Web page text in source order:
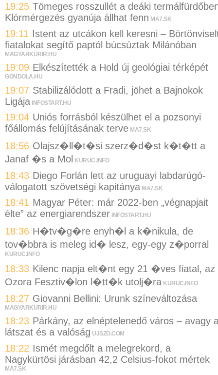
19:25 Tömeges rosszullét a deáki
Klórmérgezés gyanúja állhat fenn MA7.SK
19:11 Istent az utcákon kell keresni –
fiatalokat segítő paptól búcsúztak Milánóban
MAGYARKURIR.HU
19:09 Elkészítették a Hold új geológiai térképét
GONDOLA.HU
19:07 Stabilizálódott a Fradi, jöhet a Bajnokok
Ligája INFOSTART.HU
19:04 Uniós forrásból készülhet el a pozsonyi
főállomás felújításának terve MA7.SK
18:56 Olajsz�ll�t�si szerz�d�st k�t�tt a
Janaf �s a Mol
KURUC.INFO
18:43 Diego Forlán lett az uruguayi labdarúgó-
válogatott szövetségi kapitánya MA7.SK
18:41 Magyar Péter: már 2022-ben „végnapjait
élte” az energiarendszer INFOSTART.HU
18:36 H�tv�g�re enyh�l a k�nikula, de
tov�bbra is meleg id� lesz, egy-egy z�porral
KURUC.INFO
18:33 Kilenc napja elt�nt egy 21 �ves fiatal, az
Ozora Fesztiv�lon l�tt�k utolj�ra KURUC.INFO
18:27 Giovanni Bellini: Urunk színeváltozása
MAGYARKURIR.HU
18:23 Párkány, az elnéptelenedő város – avagy
látszat és a valóság UJSZO.COM
18:22 Ismét megdőlt a melegrekord, a
Nagykürtösi járásban 42,2 Celsius-fokot mértek
MA7.SK